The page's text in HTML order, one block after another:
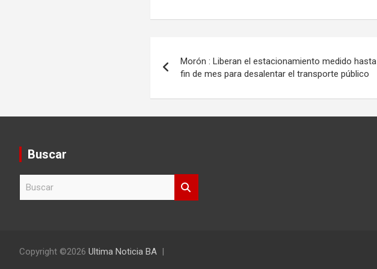
de
entradas
Morón : Liberan el estacionamiento medido hasta
fin de mes para desalentar el transporte público
Buscar
Copyright ©2026 Ultima Noticia BA